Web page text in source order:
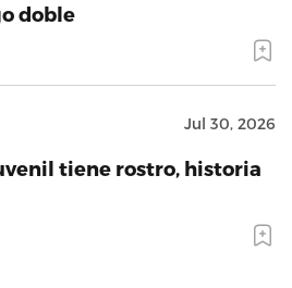
doble
Jul 30, 2026
tiene rostro, historia